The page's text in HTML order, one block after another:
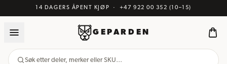
14 DAGERS ÅPENT KJØP · +47 922 00 352 (10–15)
GEPARDEN
Søk etter deler, merker eller SKU…